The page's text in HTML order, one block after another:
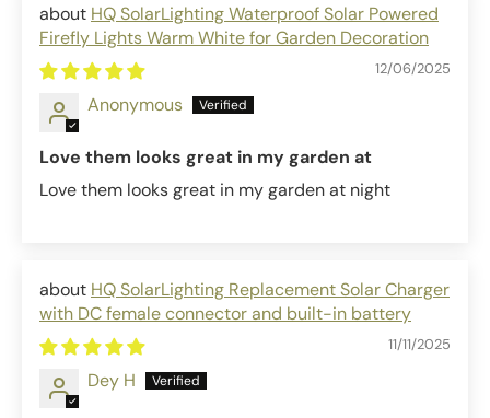
HQ SolarLighting Waterproof Solar Powered
Firefly Lights Warm White for Garden Decoration
12/06/2025
Anonymous
Love them looks great in my garden at
Love them looks great in my garden at night
HQ SolarLighting Replacement Solar Charger
with DC female connector and built-in battery
11/11/2025
Dey H